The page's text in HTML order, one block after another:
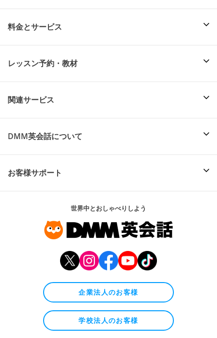
料金とサービス
レッスン予約・教材
関連サービス
DMM英会話について
お客様サポート
世界中とおしゃべりしよう
企業法人のお客様
学校法人のお客様